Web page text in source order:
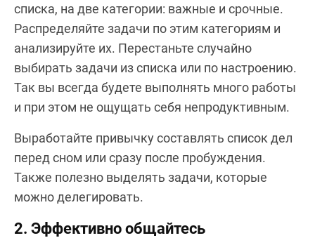
списка, на две категории: важные и срочные.
Распределяйте задачи по этим категориям и
анализируйте их. Перестаньте случайно
выбирать задачи из списка или по настроению.
Так вы всегда будете выполнять много работы
и при этом не ощущать себя непродуктивным.
Выработайте привычку составлять список дел
перед сном или сразу после пробуждения.
Также полезно выделять задачи, которые
можно делегировать.
2. Эффективно общайтесь